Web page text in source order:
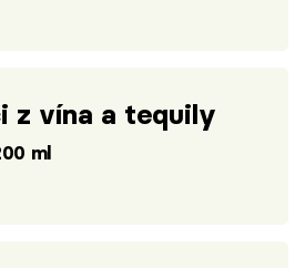
z vína a tequily
ml